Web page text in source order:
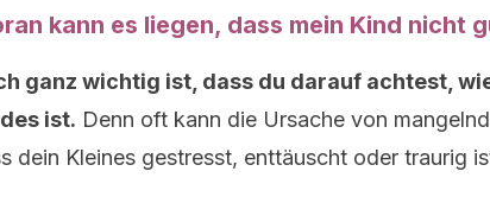
kann es liegen, dass mein Kind nicht
ganz wichtig ist, dass du darauf achtest,
ist. Denn oft kann die Ursache von
dein Kleines gestresst, enttäuscht oder traurig